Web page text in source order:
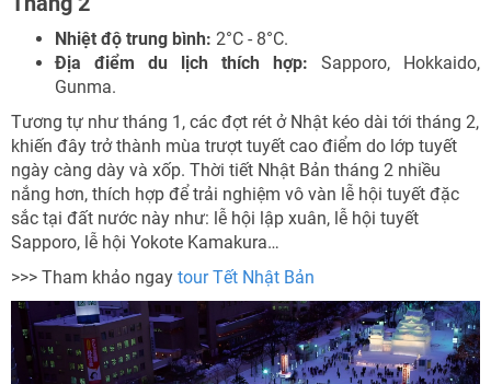
Nhiệt độ trung bình: 2°C - 8°C.
Địa điểm du lịch thích hợp: Sapporo, Hokkaido,
Gunma.
Tương tự như tháng 1, các đợt rét ở Nhật kéo dài tới tháng 2,
khiến đây trở thành mùa trượt tuyết cao điểm do lớp tuyết
ngày càng dày và xốp. Thời tiết Nhật Bản tháng 2 nhiều
nắng hơn, thích hợp để trải nghiệm vô vàn lễ hội tuyết đặc
sắc tại đất nước này như: lễ hội lập xuân, lễ hội tuyết
Sapporo, lễ hội Yokote Kamakura…
>>> Tham khảo ngay tour Tết Nhật Bản